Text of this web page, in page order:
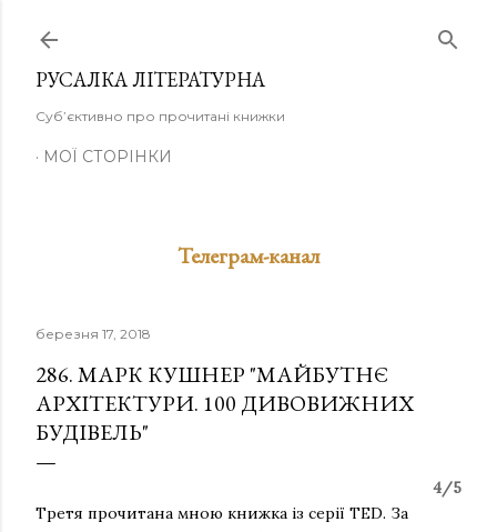
РУСАЛКА ЛІТЕРАТУРНА
Суб’єктивно про прочитані книжки
МОЇ СТОРІНКИ
Телеграм-канал
березня 17, 2018
286. МАРК КУШНЕР "МАЙБУТНЄ
АРХІТЕКТУРИ. 100 ДИВОВИЖНИХ
БУДІВЕЛЬ"
4/5
Третя прочитана мною книжка із серії TED. За